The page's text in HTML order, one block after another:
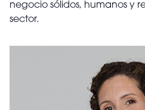
negocio sólidos, humanos y
sector.